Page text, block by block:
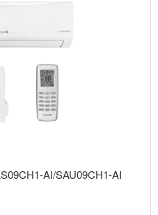
AI/SAU09CH1-AI